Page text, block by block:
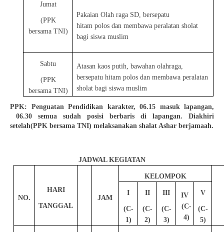
Jumat
(PPK
bersama TNI)
Pakaian Olah raga SD, bersepatu
hitam polos dan membawa peralatan sholat
bagi siswa muslim
Sabtu
(PPK
bersama TNI)
Atasan kaos putih, bawahan olahraga,
bersepatu hitam polos dan membawa peralatan
sholat bagi siswa muslim
PPK: Penguatan Pendidikan karakter, 06.15 masuk lapangan,
06.30 semua sudah posisi berbaris di lapangan. Diakhiri
setelah(PPK bersama TNI) melaksanakan shalat Ashar berjamaah.
JADWAL KEGIATAN
NO.
HARI
TANGGAL
JAM
KELOMPOK
I
(C-
1)
II
(C-
2)
III
(C-
3)
IV
(C-
4)
V
(C-
5)